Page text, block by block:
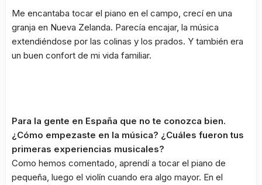
Me encantaba tocar el piano en el campo, crecí en una
granja en Nueva Zelanda. Parecía encajar, la música
extendiéndose por las colinas y los prados. Y también era
un buen confort de mi vida familiar.
Para la gente en España que no te conozca bien.
¿Cómo empezaste en la música? ¿Cuáles fueron tus
primeras experiencias musicales?
Como hemos comentado, aprendí a tocar el piano de
pequeña, luego el violín cuando era algo mayor. En el